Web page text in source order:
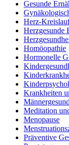
Gesunde
Herz-
Herzgesunde
Homöopathie
Hormonelle
Krankheiten
Meditation
Menopause
Präventive